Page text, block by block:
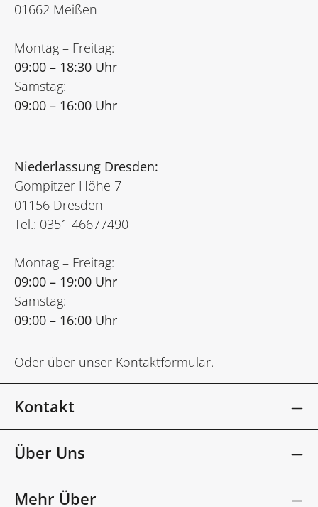
01662 Meißen
Montag – Freitag:
09:00 – 18:30 Uhr
Samstag:
09:00 – 16:00 Uhr
Niederlassung Dresden:
Gompitzer Höhe 7
01156 Dresden
Tel.: 0351 46677490
Montag – Freitag:
09:00 – 19:00 Uhr
Samstag:
09:00 – 16:00 Uhr
Oder über unser Kontaktformular.
Kontakt
Über Uns
Mehr Über